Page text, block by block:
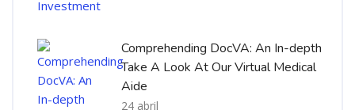
Comprehending DocVA: An In-depth
Take A Look At Our Virtual Medical
Aide
24 abril